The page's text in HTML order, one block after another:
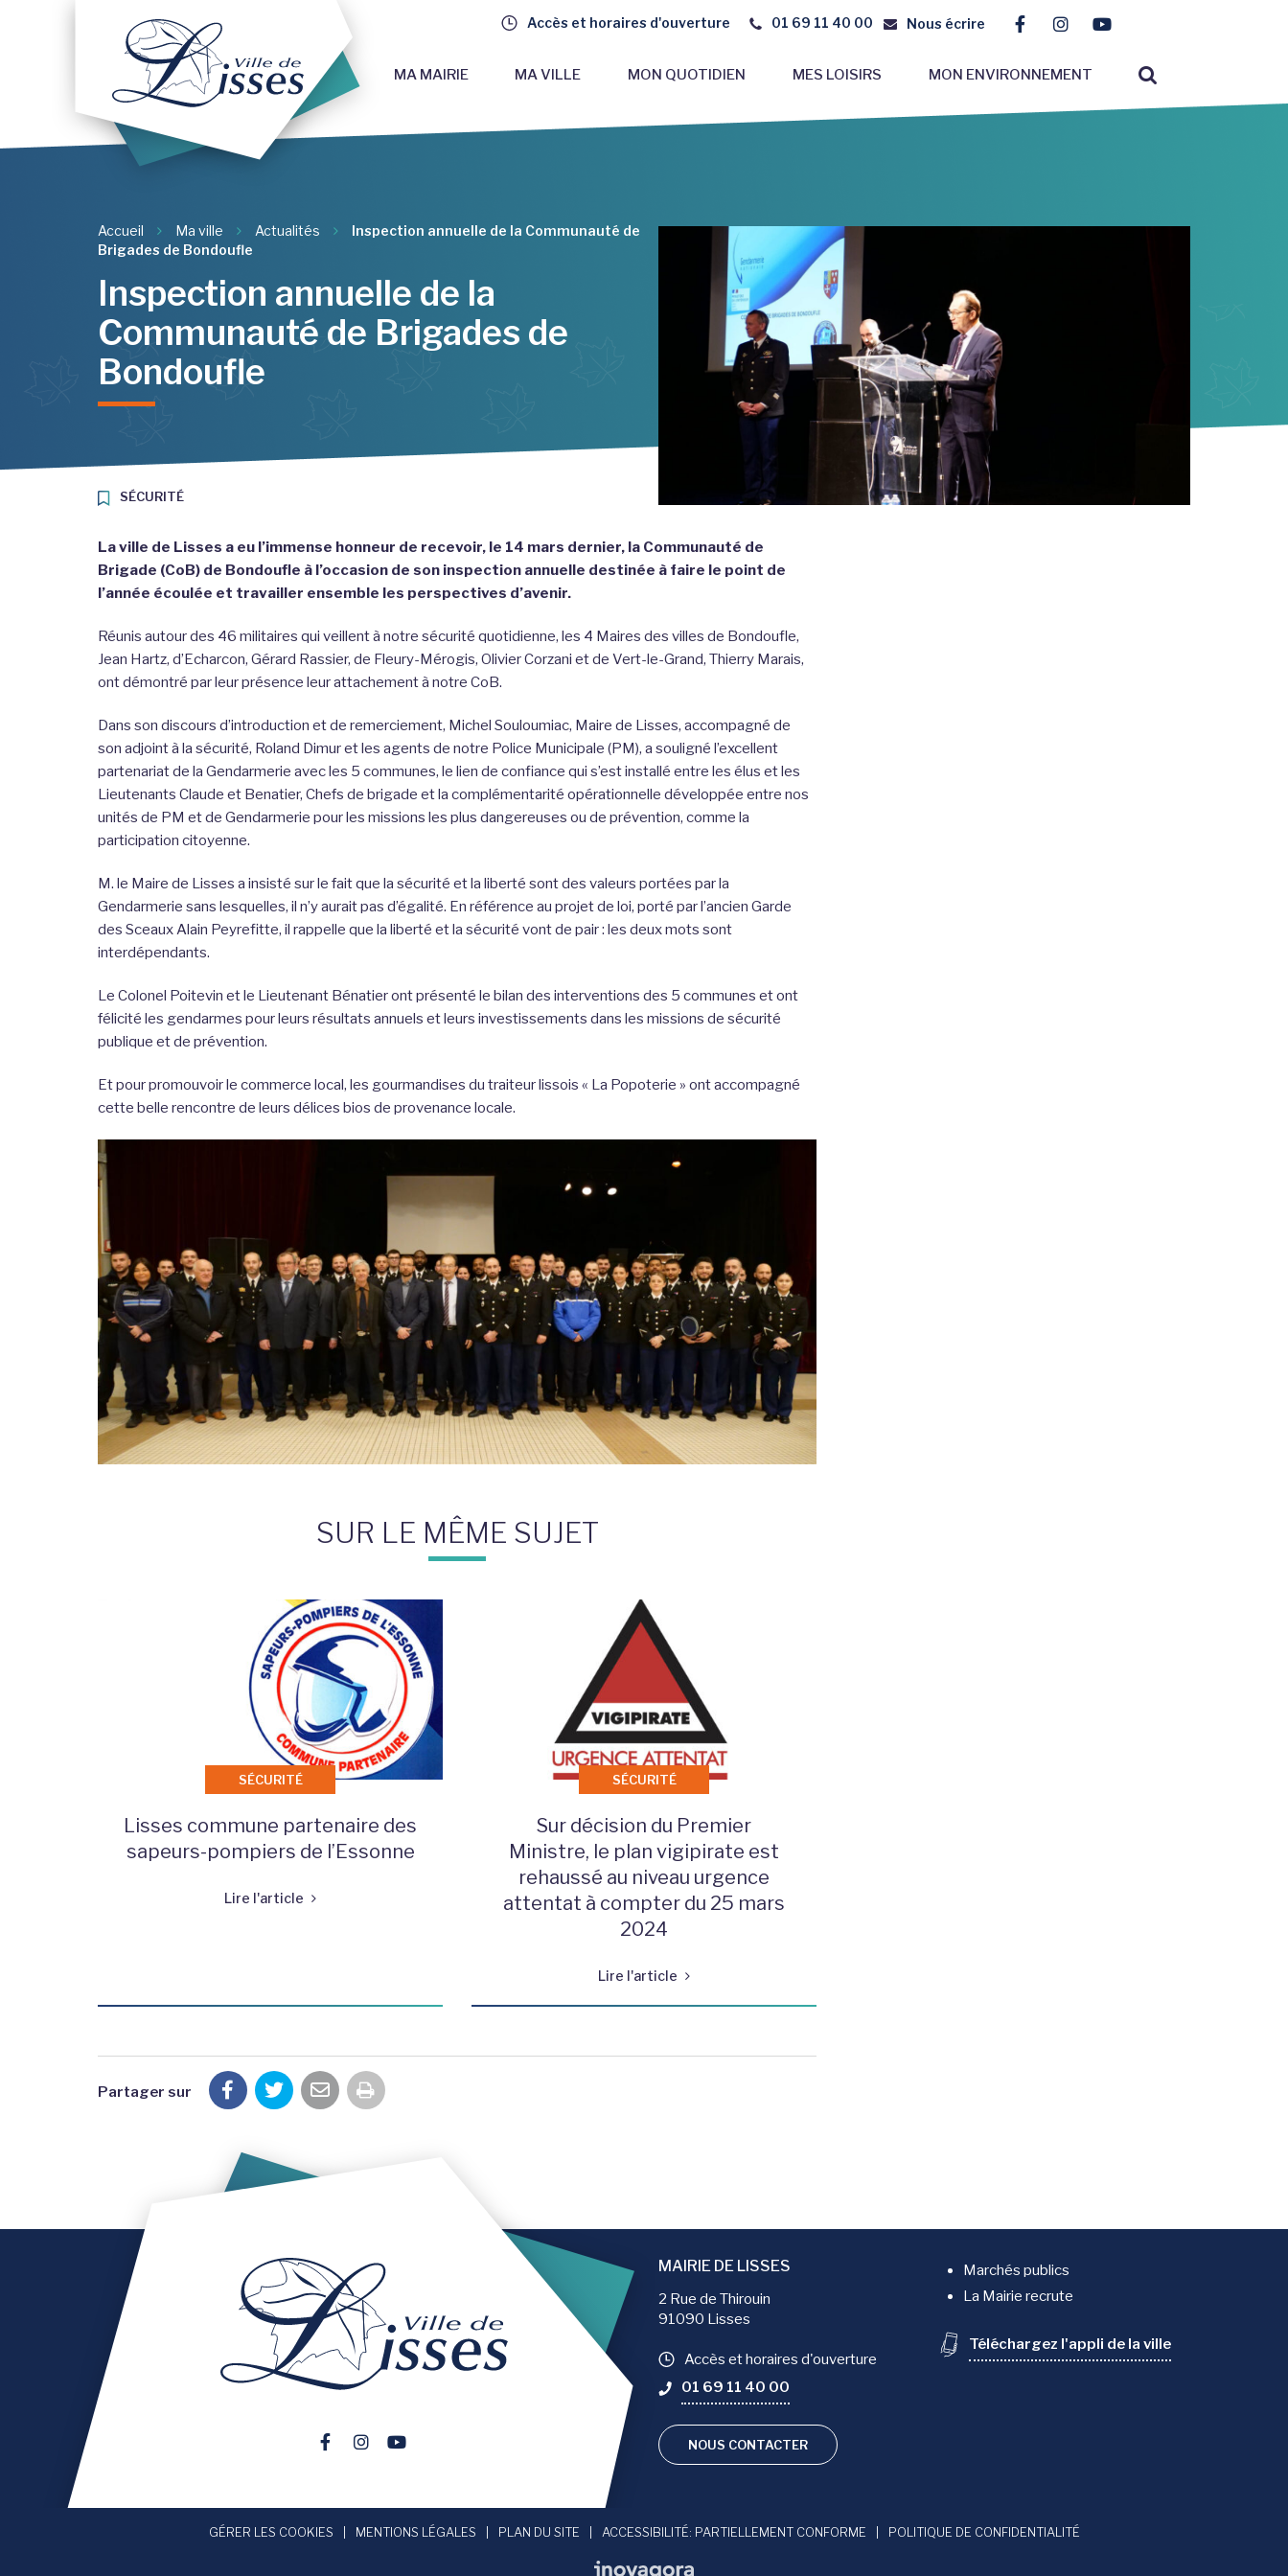
Accès et horaires d'ouverture 01 69 11 40 00 Nous écrire
Lien vers le compte Facebook
Lien vers le compte
Lien vers la chaîne
MA MAIRIE MA VILLE MON QUOTIDIEN MES LOISIRS MON ENVIRONNEMENT
Accueil Ma ville Actualités
Inspection annuelle de la Communauté de
Brigades de Bondoufle
Inspection annuelle de la
Communauté de Brigades de
Bondoufle
SÉCURITÉ
La ville de Lisses a eu l’immense honneur de recevoir, le 14 mars dernier, la Communauté de
Brigade (CoB) de Bondoufle à l’occasion de son inspection annuelle destinée à faire le point de
l’année écoulée et travailler ensemble les perspectives d’avenir.
Réunis autour des 46 militaires qui veillent à notre sécurité quotidienne, les 4 Maires des villes de Bondoufle,
Jean Hartz, d’Echarcon, Gérard Rassier, de Fleury-Mérogis, Olivier Corzani et de Vert-le-Grand, Thierry Marais,
ont démontré par leur présence leur attachement à notre CoB.
Dans son discours d’introduction et de remerciement, Michel Souloumiac, Maire de Lisses, accompagné de
son adjoint à la sécurité, Roland Dimur et les agents de notre Police Municipale (PM), a souligné l’excellent
partenariat de la Gendarmerie avec les 5 communes, le lien de confiance qui s’est installé entre les élus et les
Lieutenants Claude et Benatier, Chefs de brigade et la complémentarité opérationnelle développée entre nos
unités de PM et de Gendarmerie pour les missions les plus dangereuses ou de prévention, comme la
participation citoyenne.
M. le Maire de Lisses a insisté sur le fait que la sécurité et la liberté sont des valeurs portées par la
Gendarmerie sans lesquelles, il n’y aurait pas d’égalité. En référence au projet de loi, porté par l’ancien Garde
des Sceaux Alain Peyrefitte, il rappelle que la liberté et la sécurité vont de pair : les deux mots sont
interdépendants.
Le Colonel Poitevin et le Lieutenant Bénatier ont présenté le bilan des interventions des 5 communes et ont
félicité les gendarmes pour leurs résultats annuels et leurs investissements dans les missions de sécurité
publique et de prévention.
Et pour promouvoir le commerce local, les gourmandises du traiteur lissois « La Popoterie » ont accompagné
cette belle rencontre de leurs délices bios de provenance locale.
SUR LE MÊME SUJET
SÉCURITÉ
Lisses commune partenaire des
sapeurs-pompiers de l’Essonne
Lire l'article
SÉCURITÉ
Sur décision du Premier
Ministre, le plan vigipirate est
rehaussé au niveau urgence
attentat à compter du 25 mars
2024
Lire l'article
Partager sur Imprimer la page
Lien vers le compte Facebook
Lien vers le compte Instagram
Lien vers la chaîne Youtube
MAIRIE DE LISSES
2 Rue de Thirouin
91090 Lisses
Accès et horaires d'ouverture
01 69 11 40 00
NOUS CONTACTER
Marchés publics
La Mairie recrute
Téléchargez l'appli de la ville
GÉRER LES COOKIES MENTIONS LÉGALES PLAN DU SITE ACCESSIBILITÉ: PARTIELLEMENT CONFORME POLITIQUE DE CONFIDENTIALITÉ